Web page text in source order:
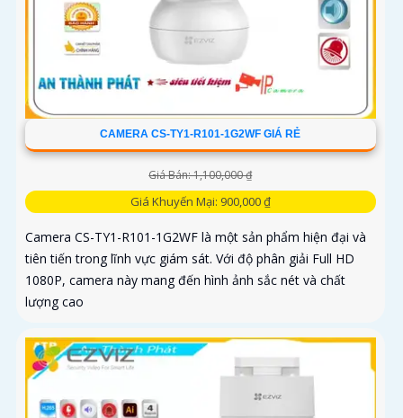
CAMERA CS-TY1-R101-1G2WF GIÁ RẺ
Giá Bán: 1,100,000 ₫
Giá Khuyến Mại: 900,000 ₫
Camera CS-TY1-R101-1G2WF là một sản phẩm hiện đại và
tiên tiến trong lĩnh vực giám sát. Với độ phân giải Full HD
1080P, camera này mang đến hình ảnh sắc nét và chất
lượng cao